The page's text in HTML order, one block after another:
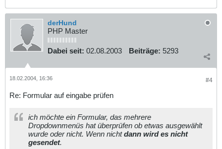
derHund
PHP Master
Dabei seit: 02.08.2003 Beiträge: 5293
#4
18.02.2004, 16:36
Re: Formular auf eingabe prüfen
ich möchte ein Formular, das mehrere
Dropdownmenüs hat überprüfen ob etwas ausgewählt
wurde oder nicht. Wenn nichtdann wird es nicht
gesendet.